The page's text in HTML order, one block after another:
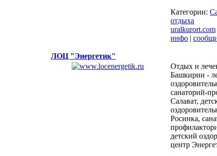
Категории:
отдыха
uralkurort.com
инфо |
ЛОЦ "Энергетик"
Отдых и
Башкирии -
санаторий-
Салават,
Росинка,
детский
центр